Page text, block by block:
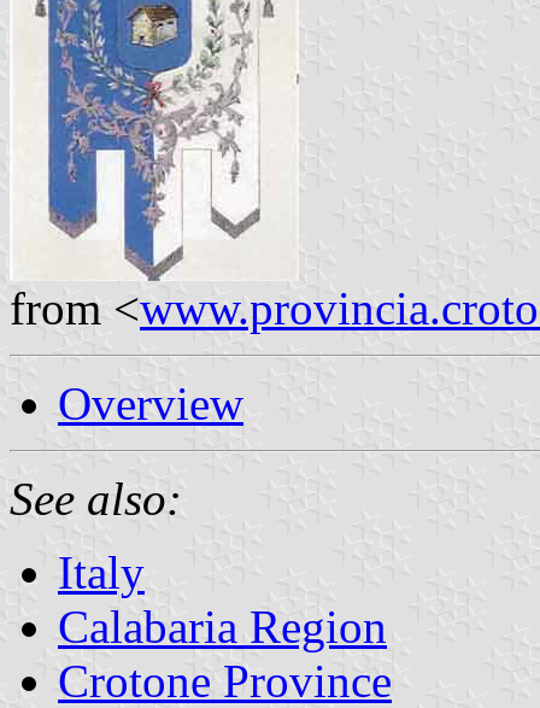
from <
Overview
See also:
Italy
Calabaria Region
Crotone Province